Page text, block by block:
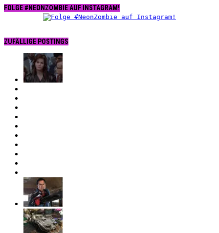
FOLGE #NEONZOMBIE AUF INSTAGRAM!
ZUFÄLLIGE POSTINGS